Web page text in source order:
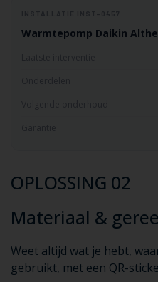
Warmtepomp Daikin
OPLOSSING 02
Materiaal &
Weet altijd wat je hebt,
gebruikt, met een QR-